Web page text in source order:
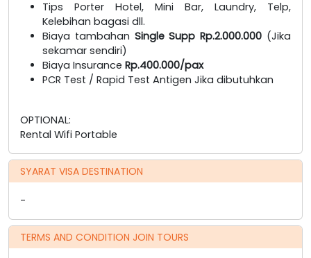
Tips Porter Hotel, Mini Bar, Laundry, Telp,
Kelebihan bagasi dll.
Biaya tambahan Single Supp Rp.2.000.000 (Jika
sekamar sendiri)
Biaya Insurance Rp.400.000/pax
PCR Test / Rapid Test Antigen Jika dibutuhkan
OPTIONAL:
Rental Wifi Portable
SYARAT VISA DESTINATION
-
TERMS AND CONDITION JOIN TOURS